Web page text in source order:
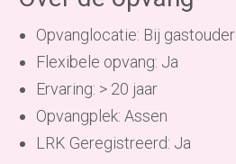
Opvanglocatie: Bij gastouder
Flexibele opvang: Ja
Ervaring: > 20 jaar
Opvangplek: Assen
LRK Geregistreerd: Ja